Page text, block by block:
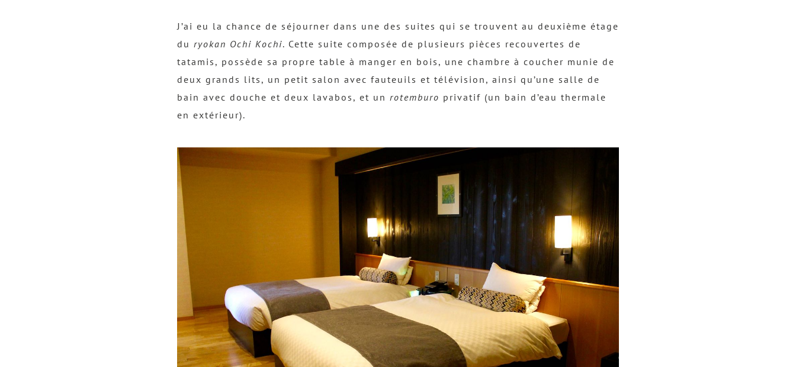
J’ai eu la chance de séjourner dans une des suites qui se trouvent au deuxième étage
du ryokan Ochi Kochi. Cette suite composée de plusieurs pièces recouvertes de
tatamis, possède sa propre table à manger en bois, une chambre à coucher munie de
deux grands lits, un petit salon avec fauteuils et télévision, ainsi qu’une salle de
bain avec douche et deux lavabos, et un rotemburo privatif (un bain d’eau thermale
en extérieur).